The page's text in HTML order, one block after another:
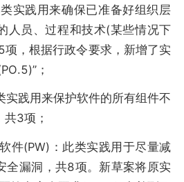
实践用来确保已准备好组织层
人员、过程和技术(某些情况下
，根据行政令要求，新增了实
；
践用来保护软件的所有组件不
3项；
件(PW)：此类实践用于尽量减
全漏洞，共8项。新草案将原实